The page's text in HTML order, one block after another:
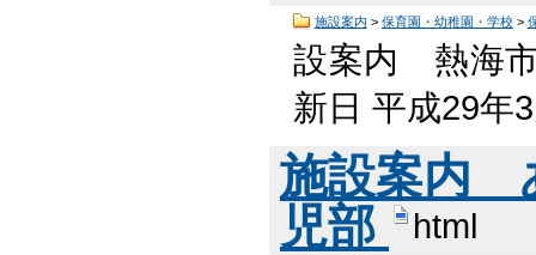
施設案内 > 保育園・幼稚園・学校>
設案内 熱海
新日 平成29
施設案内
児部
html